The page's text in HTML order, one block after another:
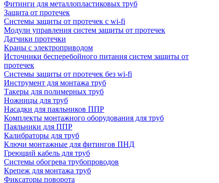
Фитинги для металлопластиковых труб
Защита от протечек
Системы защиты от протечек с wi-fi
Модули управления систем защиты от протечек
Датчики протечки
Краны с электроприводом
Источники бесперебойного питания систем защиты от
протечек
Системы защиты от протечек без wi-fi
Инструмент для монтажа труб
Такеры для полимерных труб
Ножницы для труб
Насадки для паяльников ППР
Комплекты монтажного оборудования для труб
Паяльники для ППР
Калибраторы для труб
Ключи монтажные для фитингов ПНД
Греющий кабель для труб
Системы обогрева трубопроводов
Крепеж для монтажа труб
Фиксаторы поворота